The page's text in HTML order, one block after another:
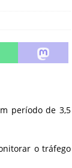
NOTÍCIAS
período de 3,5
o tráfego